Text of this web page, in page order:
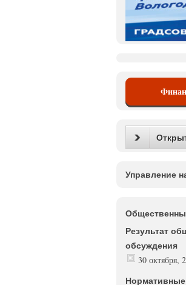
Управление
Результат
обсуждения
30 октября,
Нормативные